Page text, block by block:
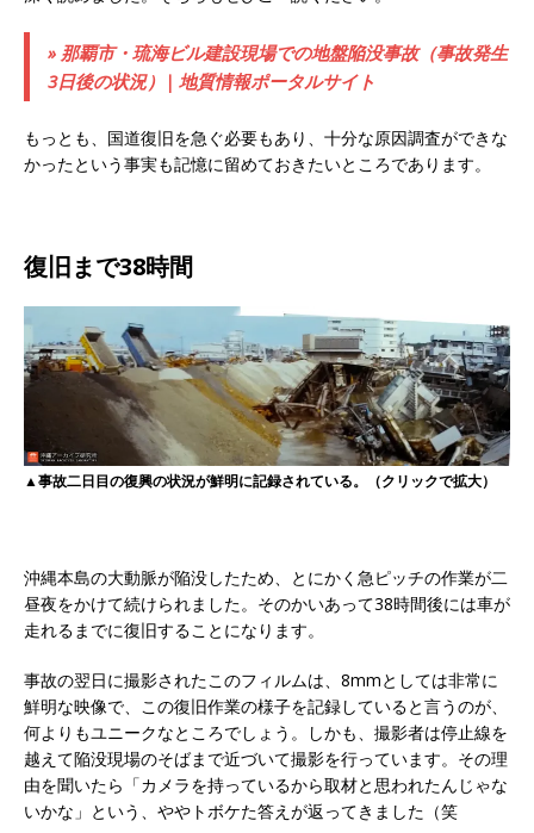
» 那覇市・琉海ビル建設現場での地盤陥没事故（事故発生
3日後の状況）| 地質情報ポータルサイト
もっとも、国道復旧を急ぐ必要もあり、十分な原因調査ができな
かったという事実も記憶に留めておきたいところであります。
復旧まで38時間
▲事故二日目の復興の状況が鮮明に記録されている。（クリックで拡大）
沖縄本島の大動脈が陥没したため、とにかく急ピッチの作業が二
昼夜をかけて続けられました。そのかいあって38時間後には車が
走れるまでに復旧することになります。
事故の翌日に撮影されたこのフィルムは、8mmとしては非常に
鮮明な映像で、この復旧作業の様子を記録していると言うのが、
何よりもユニークなところでしょう。しかも、撮影者は停止線を
越えて陥没現場のそばまで近づいて撮影を行っています。その理
由を聞いたら「カメラを持っているから取材と思われたんじゃな
いかな」という、ややトボケた答えが返ってきました（笑